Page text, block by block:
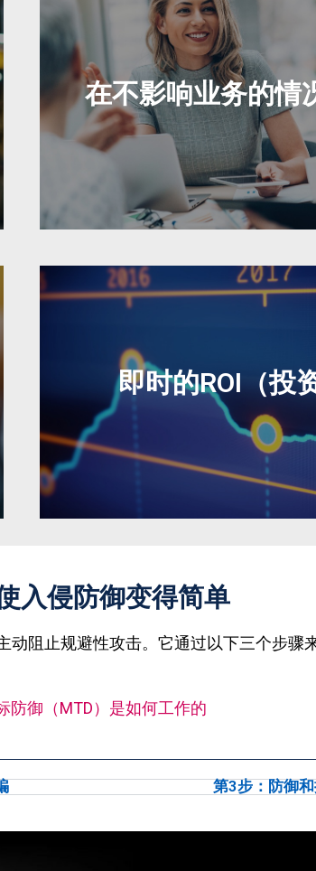
在不影响业务的情
理，而且对性能没
即时的ROI（投
Morphisec具有最高的安全工具
入侵防御变得简单
阻止规避性攻击。它通过以下三个步骤
防御（MTD）是如何工作的
第3步：防御